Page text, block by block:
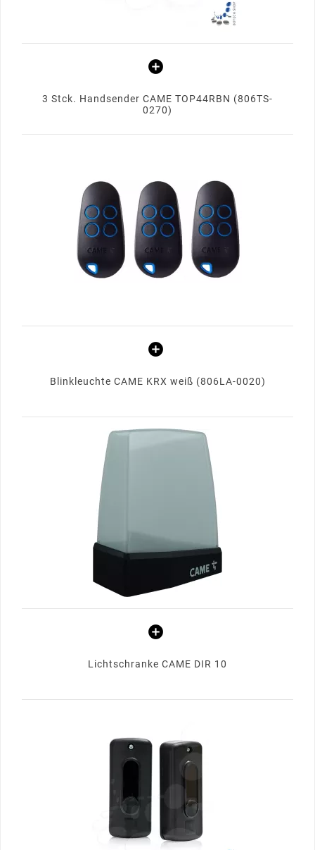
3 Stck. Handsender CAME TOP44RBN (806TS-
0270)
Blinkleuchte CAME KRX weiß (806LA-0020)
Lichtschranke CAME DIR 10